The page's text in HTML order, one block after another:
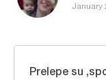
January
Prelepe su